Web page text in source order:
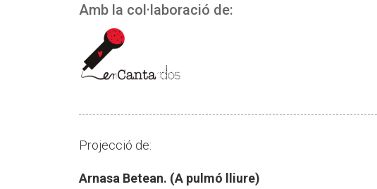
Amb la col·laboració de:
Projecció de:
Arnasa Betean. (A pulmó lliure)